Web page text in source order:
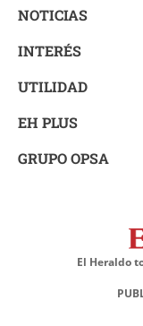
NOTICIAS
INTERÉS
UTILIDAD
EH PLUS
GRUPO OPSA
El Heraldo